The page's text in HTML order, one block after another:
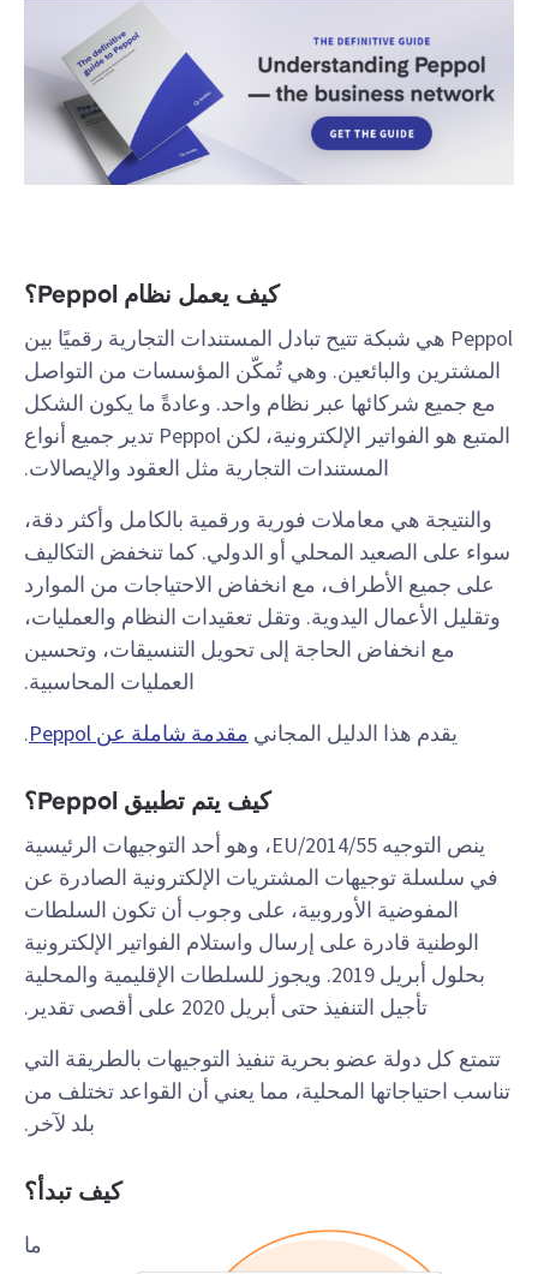
كيف يعمل نظام Peppol؟
Peppol هي شبكة تتيح تبادل المستندات التجارية رقميًا بين
المشترين والبائعين. وهي تُمكّن المؤسسات من التواصل
مع جميع شركائها عبر نظام واحد. وعادةً ما يكون الشكل
المتبع هو الفواتير الإلكترونية، لكن Peppol تدير جميع أنواع
المستندات التجارية مثل العقود والإيصالات.
والنتيجة هي معاملات فورية ورقمية بالكامل وأكثر دقة،
سواء على الصعيد المحلي أو الدولي. كما تنخفض التكاليف
على جميع الأطراف، مع انخفاض الاحتياجات من الموارد
وتقليل الأعمال اليدوية. وتقل تعقيدات النظام والعمليات،
مع انخفاض الحاجة إلى تحويل التنسيقات، وتحسين
العمليات المحاسبية.
يقدم هذا الدليل المجاني مقدمة شاملة عن Peppol .
كيف يتم تطبيق Peppol؟
ينص التوجيه 2014/55/EU، وهو أحد التوجيهات الرئيسية
في سلسلة توجيهات المشتريات الإلكترونية الصادرة عن
المفوضية الأوروبية، على وجوب أن تكون السلطات
الوطنية قادرة على إرسال واستلام الفواتير الإلكترونية
بحلول أبريل 2019. ويجوز للسلطات الإقليمية والمحلية
تأجيل التنفيذ حتى أبريل 2020 على أقصى تقدير.
تتمتع كل دولة عضو بحرية تنفيذ التوجيهات بالطريقة التي
تناسب احتياجاتها المحلية، مما يعني أن القواعد تختلف من
بلد لآخر.
كيف تبدأ؟
ما